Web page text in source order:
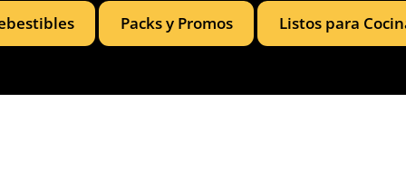
Packs y Promos Listos para